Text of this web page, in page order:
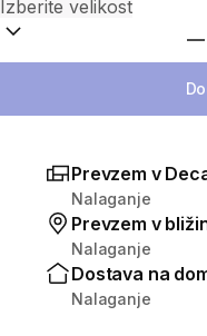
Prevzem v
Nalaganje
Prevzem v
Nalaganje
Dostava na
Nalaganje